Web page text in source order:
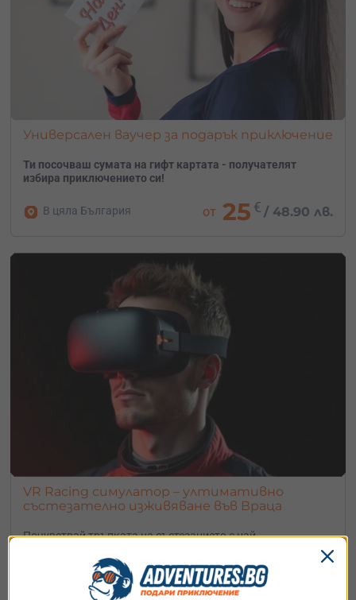
Универсален ваучер за подарък приключение
Ти посочваш сумата на гифт картата - получателят
избира приключението си!
В цяла България от 25 € / 48.90 лв.
VR Racing симулатор – ултимативно
състезателно изживяване във Враца
Почувствай тръпката на състезанието с най-
15 минути гр. Враца от7.67